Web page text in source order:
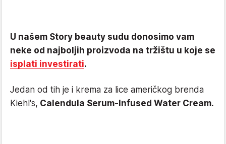
U našem Story beauty sudu donosimo vam
neke od najboljih proizvoda na tržištu u koje se
isplati investirati.
Jedan od tih je i krema za lice američkog brenda
Kiehl's, Calendula Serum-Infused Water Cream.